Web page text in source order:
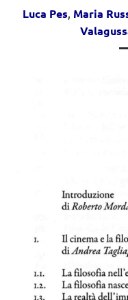
Luca Pes, Maria